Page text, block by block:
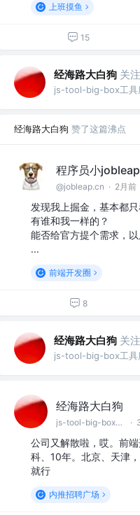
上班摸鱼
15
经海路大白狗 关
js-tool-big-box工具
经海路大白狗 赞了这篇沸点
程序员小jobleap
@jobleap.cn · 2月前
发现我上掘金，基本都
有谁和我一样的？
能否给官方提个需求，
...
前端开发圈
8
经海路大白狗 关
js-tool-big-box工具
经海路大白狗
js-tool-big-box工具库开发者；简历优化师 ·
公司又解散啦，哎。前
科、10年。北京、天津
就行
内推招聘广场